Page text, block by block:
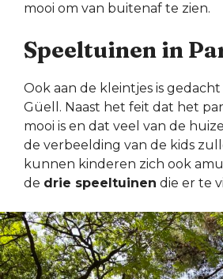
mooi om van buitenaf te zien.
Speeltuinen in
Ook aan de kleintjes is
Güell. Naast het feit dat het
mooi is en dat veel van de
de verbeelding van de kids
kunnen kinderen zich ook
de drie speeltuinen die er te